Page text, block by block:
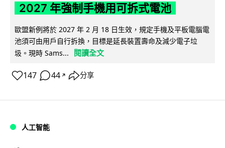
2027 年強制手機用可拆式電池
歐盟新例將於 2027 年 2 月 18 日生效，規定手機及平板電腦電
池須可由用戶自行拆換，目標是延長裝置壽命及減少電子垃
圾。現時 Sams...
閱讀全文
147 44 ↗ 分享
人工智能